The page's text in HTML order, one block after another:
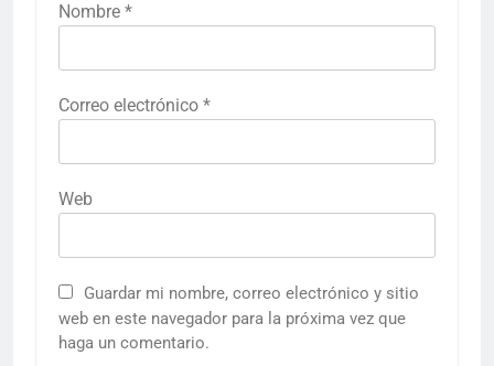
Nombre *
Correo electrónico *
Web
Guardar mi nombre, correo electrónico y sitio
web en este navegador para la próxima vez que
haga un comentario.